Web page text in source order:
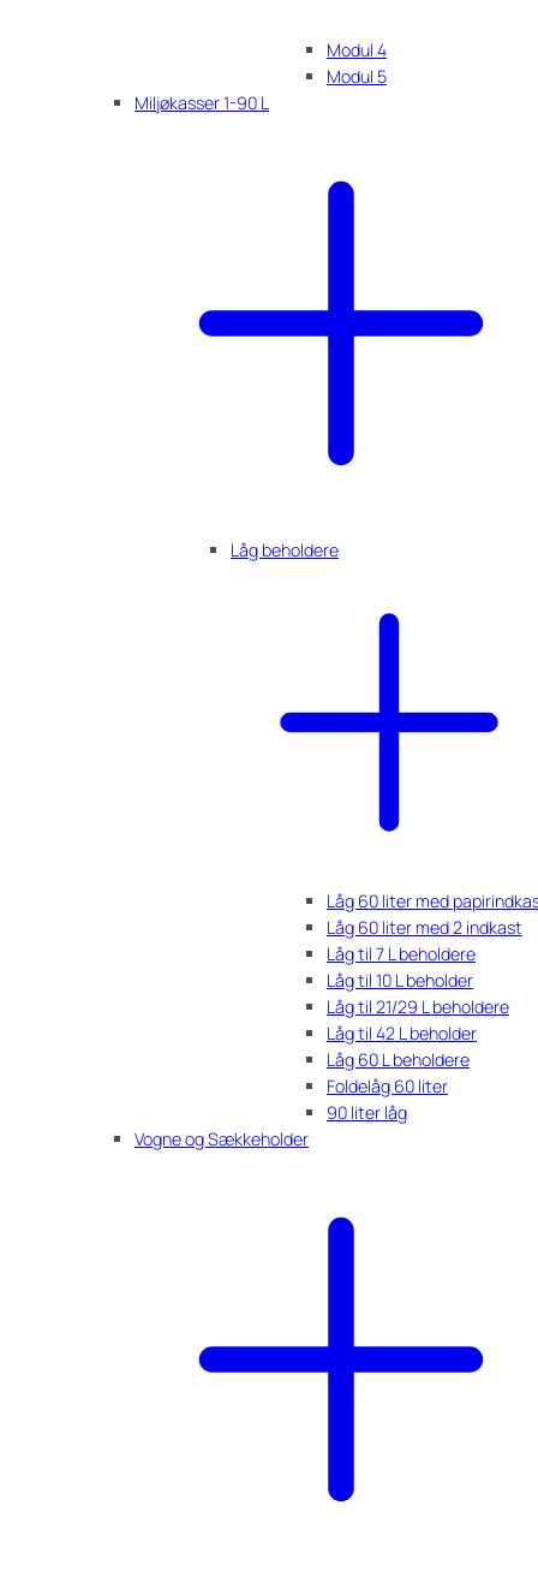
Modul 4
Modul 5
Miljøkasser 1-90 L
Låg beholdere
Låg 60 liter med
Låg 60 liter med 2 indkast
Låg til 7 L beholdere
Låg til 10 L beholder
Låg til 21/29 L beholdere
Låg til 42 L beholder
Låg 60 L beholdere
Foldelåg 60 liter
90 liter låg
Vogne og Sækkeholder